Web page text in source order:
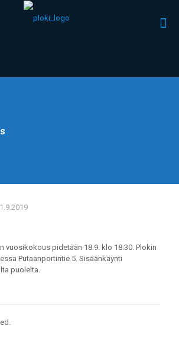
1.9.2019
vuosikokous pidetään 18.9. klo 18:30. Plokin
Putaanportintie 5. Sisäänkäynti
puolelta.